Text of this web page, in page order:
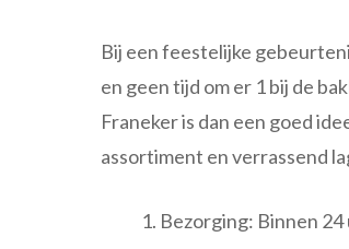
Bij een feestelijke
en geen tijd om er 1 bij de
Franeker is dan een goed
assortiment en verrassend
Bezorging: Binnen